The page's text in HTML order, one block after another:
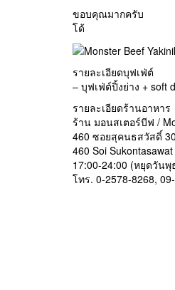
ขอบคุณมากครับ
โด้
รายละเอียดบุฟเฟ่ต์
– บุฟเฟ่ต์ปิ้งย่าง + soft
รายละเอียดร้านอาหาร
ร้าน มอนสเตอร์บีฟ /
460 ซอยสุคนธสวัสดิ์
460 Soi
17:00-24:00 (หยุดวัน
โทร. 0-2578-8268,